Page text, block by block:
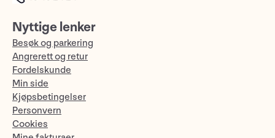
Nyttige lenker
Besøk og parkering
Angrerett og retur
Fordelskunde
Min side
Kjøpsbetingelser
Personvern
Cookies